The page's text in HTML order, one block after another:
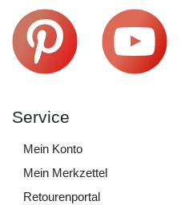
Service
Mein Konto
Mein Merkzettel
Retourenportal